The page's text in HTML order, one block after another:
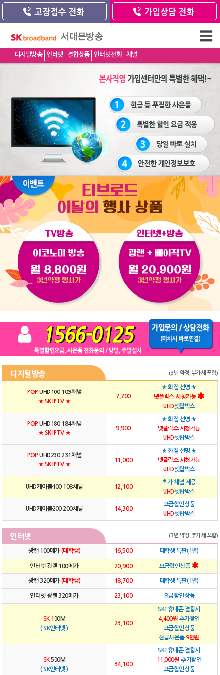
디지털방송 인터넷 결합상품 인터넷전화 채널
디지털방송 (3년 약정, 부가세 포함)
POP UHD100 109채널
★ SK IPTV ★
7,700
★ 화질 선명 ★
넷플릭스 시청가능
UHD셋탑박스
POP UHD180 184채널
★ SK IPTV ★
9,900
★ 화질 선명 ★
넷플릭스 시청가능
UHD셋탑박스
POP UHD230 231채널
★ SK IPTV ★
11,000
★ 화질 선명 ★
넷플릭스 시청가능
UHD셋탑박스
UHD케이블100 108채널 12,100
추가 채널 제공
UHD셋탑박스
UHD케이블200 200채널 14,300
요금할인상품
UHD셋탑박스
인터넷 (3년 약정, 부가세 포함)
광랜 100메가(대학생) 16,500 대학생 특판(1년)
인터넷 광랜 100메가 20,900 요금할인상품
광랜 320메가(대학생) 18,700 대학생 특판(1년)
인터넷 광랜 320메가 23,100 요금할인상품
SK100M
( SK인터넷 )
23,100
SKT휴대폰 결합시
4,400원 추가할인
요금할인상품
현금사은품9만원
SK500M
( SK인터넷 )
34,100
SKT휴대폰 결합시
11,000원 추가할인
요금할인상품